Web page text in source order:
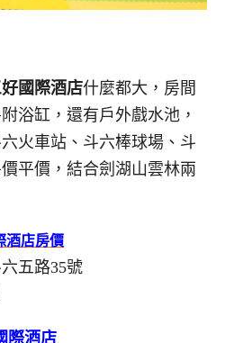
國際酒店什麼都大，房間
浴缸，還有戶外戲水池，
火車站、斗六棒球場、斗
平價，結合劍湖山雲林兩
酒店房價
五路35號
際酒店